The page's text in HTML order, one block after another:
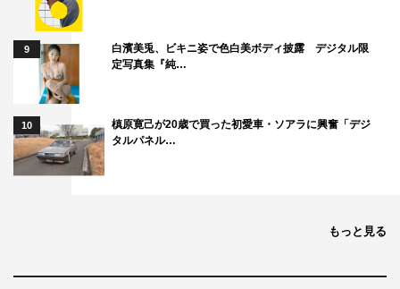
9
白濱美兎、ビキニ姿で色白美ボディ披露 デジタル限
定写真集『純…
10
槙原寛己が20歳で買った初愛車・ソアラに興奮「デジ
タルパネル…
もっと見る